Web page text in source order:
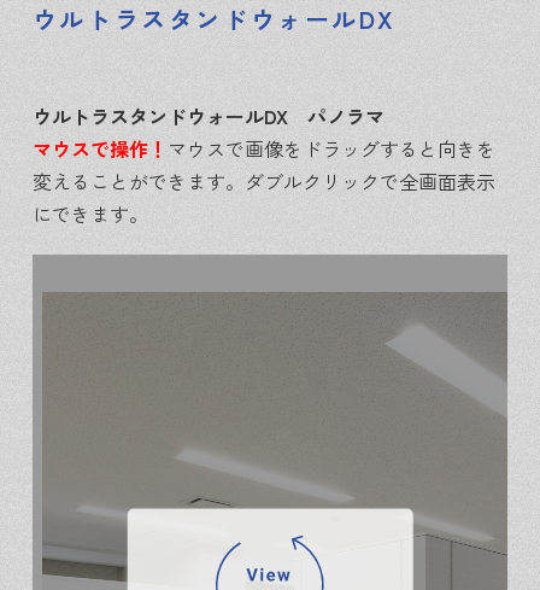
ウルトラスタンドウォールDX
ウルトラスタンドウォールDX パノラマ
マウスで操作！ マウスで画像をドラッグすると向きを
変えることができます。ダブルクリックで全画面表示
にできます。